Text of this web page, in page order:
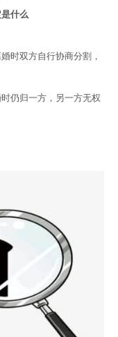
什么
时双方自行协商分割，
仍归一方，另一方无权